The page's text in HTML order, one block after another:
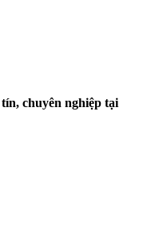
chuyên nghiệp tại